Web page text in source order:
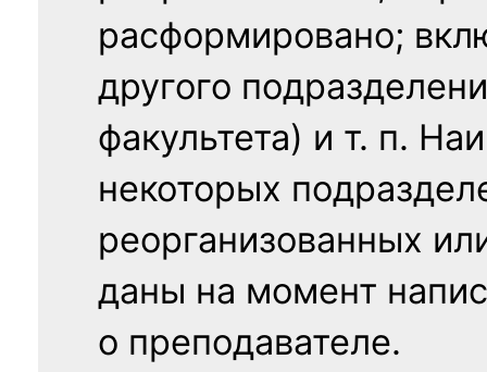
расформировано;
другого
факультета) и т. п.
некоторых
реорганизованных
даны на момент
о преподавателе.